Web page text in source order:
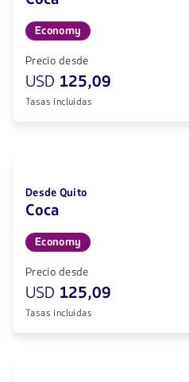
Economy
Precio desde
USD 125,09
Tasas incluidas
Desde Quito
Coca
Economy
Precio desde
USD 125,09
Tasas incluidas